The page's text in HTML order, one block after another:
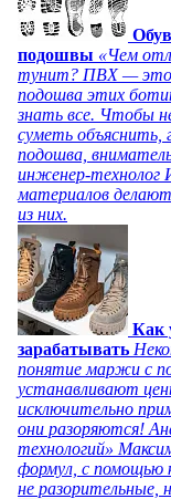
подошвы «Чем
тунит? ПВХ — это
подошва этих
знать все. Чтобы
суметь объяснить,
подошва,
инженер-технолог
материалов
из них.
Как
зарабатывать
понятие маржи с
устанавливают
исключительно
они разоряются!
технологий»
формул, с помощью
не разорительные,